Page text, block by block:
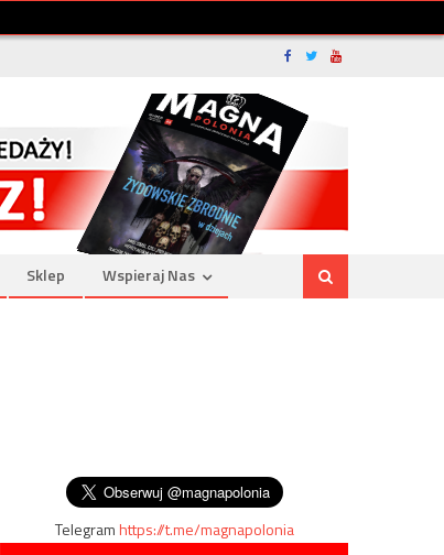
Sklep Wspieraj Nas
Telegramhttps://t.me/magnapolonia